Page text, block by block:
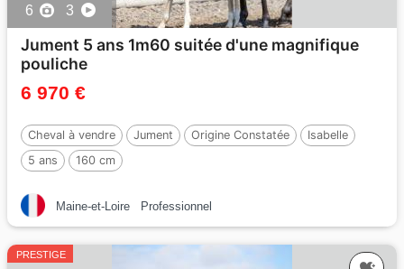
6 3
Jument 5 ans 1m60 suitée d'une magnifique
pouliche
6 970 €
Cheval à vendre Jument Origine Constatée
Isabelle
5 ans
160 cm
Maine-et-Loire Professionnel
PRESTIGE